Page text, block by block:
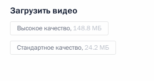
Загрузить видео
Высокое качество, 148.8 МБ
Стандартное качество, 24.2 МБ